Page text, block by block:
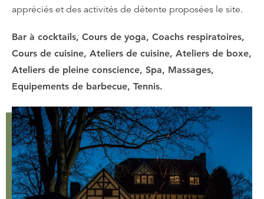
appréciés et des activités de détente proposées le site.
Bar à cocktails, Cours de yoga, Coachs respiratoires,
Cours de cuisine, Ateliers de cuisine, Ateliers de boxe,
Ateliers de pleine conscience, Spa, Massages,
Equipements de barbecue, Tennis.